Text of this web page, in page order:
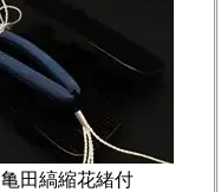
亀田縞縮花緒付